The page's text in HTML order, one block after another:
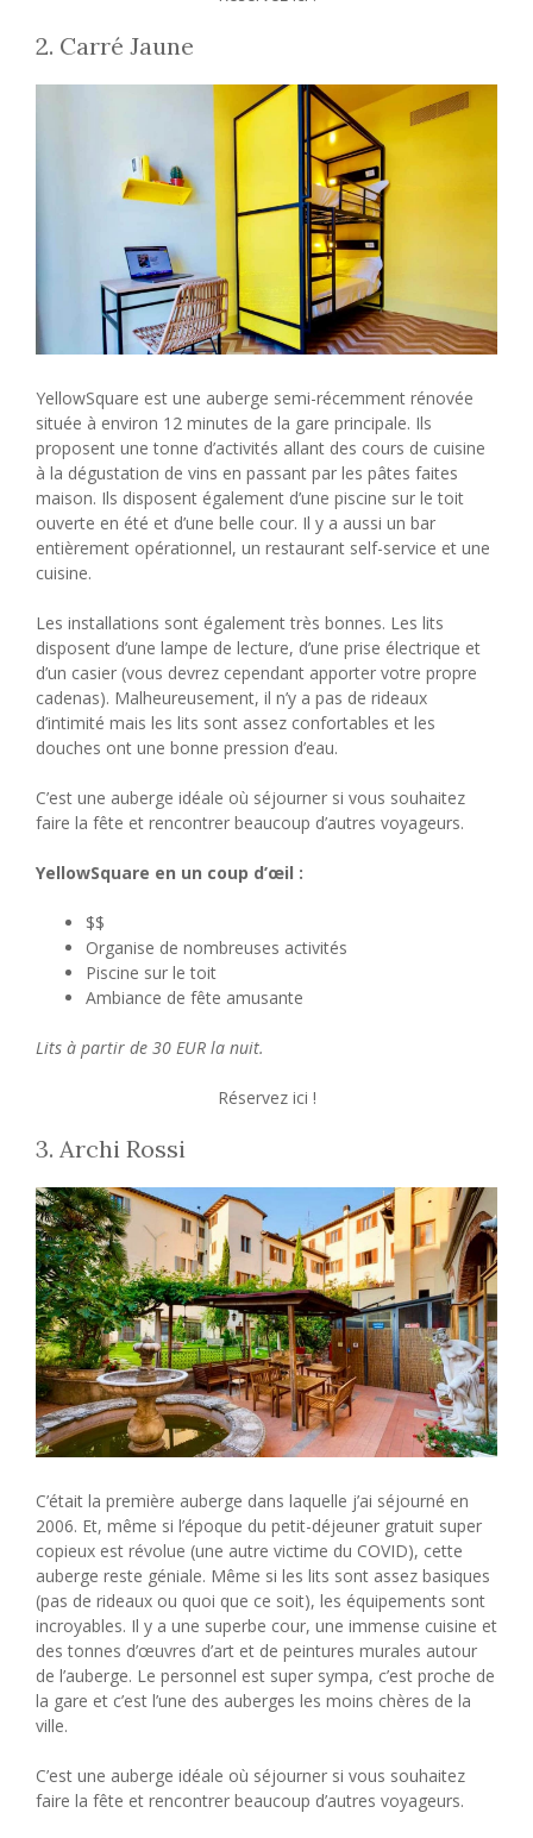
2. Carré Jaune
YellowSquare est une auberge semi-récemment rénovée
située à environ 12 minutes de la gare principale. Ils
proposent une tonne d’activités allant des cours de cuisine
à la dégustation de vins en passant par les pâtes faites
maison. Ils disposent également d’une piscine sur le toit
ouverte en été et d’une belle cour. Il y a aussi un bar
entièrement opérationnel, un restaurant self-service et une
cuisine.
Les installations sont également très bonnes. Les lits
disposent d’une lampe de lecture, d’une prise électrique et
d’un casier (vous devrez cependant apporter votre propre
cadenas). Malheureusement, il n’y a pas de rideaux
d’intimité mais les lits sont assez confortables et les
douches ont une bonne pression d’eau.
C’est une auberge idéale où séjourner si vous souhaitez
faire la fête et rencontrer beaucoup d’autres voyageurs.
YellowSquare en un coup d’œil :
$$
Organise de nombreuses activités
Piscine sur le toit
Ambiance de fête amusante
Lits à partir de 30 EUR la nuit.
Réservez ici !
3. Archi Rossi
C’était la première auberge dans laquelle j’ai séjourné en
2006. Et, même si l’époque du petit-déjeuner gratuit super
copieux est révolue (une autre victime du COVID), cette
auberge reste géniale. Même si les lits sont assez basiques
(pas de rideaux ou quoi que ce soit), les équipements sont
incroyables. Il y a une superbe cour, une immense cuisine et
des tonnes d’œuvres d’art et de peintures murales autour
de l’auberge. Le personnel est super sympa, c’est proche de
la gare et c’est l’une des auberges les moins chères de la
ville.
C’est une auberge idéale où séjourner si vous souhaitez
faire la fête et rencontrer beaucoup d’autres voyageurs.